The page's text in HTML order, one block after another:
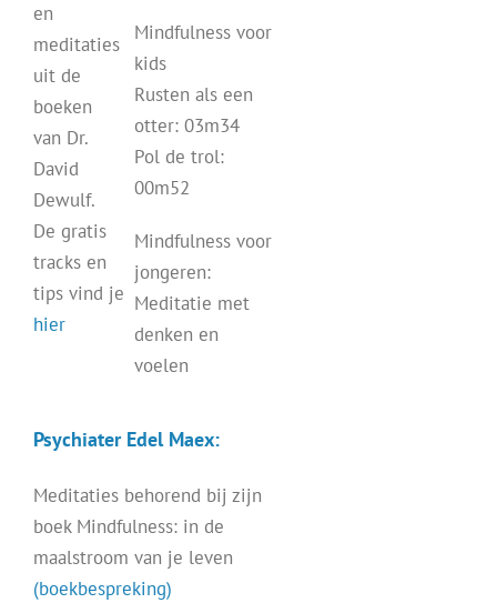
en
meditaties
uit de
boeken
van Dr.
David
Dewulf.
De gratis
tracks en
tips vind je
hier
Mindfulness voor
kids
Rusten als een
otter: 03m34
Pol de trol:
00m52
Mindfulness voor
jongeren:
Meditatie met
denken en
voelen
Psychiater Edel Maex:
Meditaties behorend bij zijn
boek Mindfulness: in de
maalstroom van je leven
(boekbespreking)